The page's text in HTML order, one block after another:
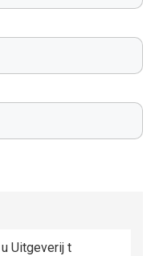
Uitgeverij t